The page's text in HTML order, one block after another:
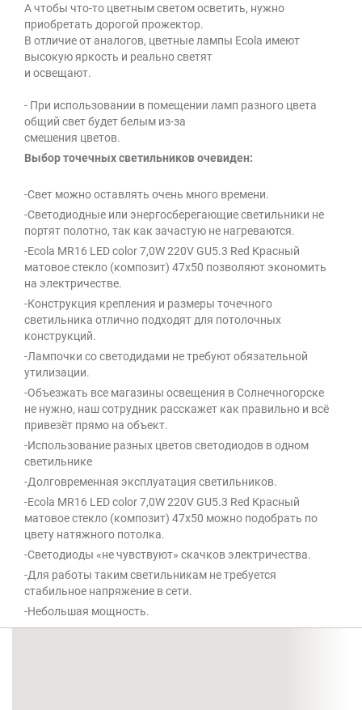
А чтобы что-то цветным светом осветить, нужно
приобретать дорогой прожектор.
В отличие от аналогов, цветные лампы Ecola имеют
высокую яркость и реально светят
и освещают.
- При использовании в помещении ламп разного цвета
общий свет будет белым из-за
смешения цветов.
Выбор точечных светильников очевиден:
-Свет можно оставлять очень много времени.
-Светодиодные или энергосберегающие светильники не
портят полотно, так как зачастую не нагреваются.
-Ecola MR16 LED color 7,0W 220V GU5.3 Red Красный
матовое стекло (композит) 47x50 позволяют экономить
на электричестве.
-Конструкция крепления и размеры точечного
светильника отлично подходят для потолочных
конструкций.
-Лампочки со светодидами не требуют обязательной
утилизации.
-Объезжать все магазины освещения в Солнечногорске
не нужно, наш сотрудник расскажет как правильно и всё
привезёт прямо на объект.
-Использование разных цветов светодиодов в одном
светильнике
-Долговременная эксплуатация светильников.
-Ecola MR16 LED color 7,0W 220V GU5.3 Red Красный
матовое стекло (композит) 47x50 можно подобрать по
цвету натяжного потолка.
-Светодиоды «не чувствуют» скачков электричества.
-Для работы таким светильникам не требуется
стабильное напряжение в сети.
-Небольшая мощность.